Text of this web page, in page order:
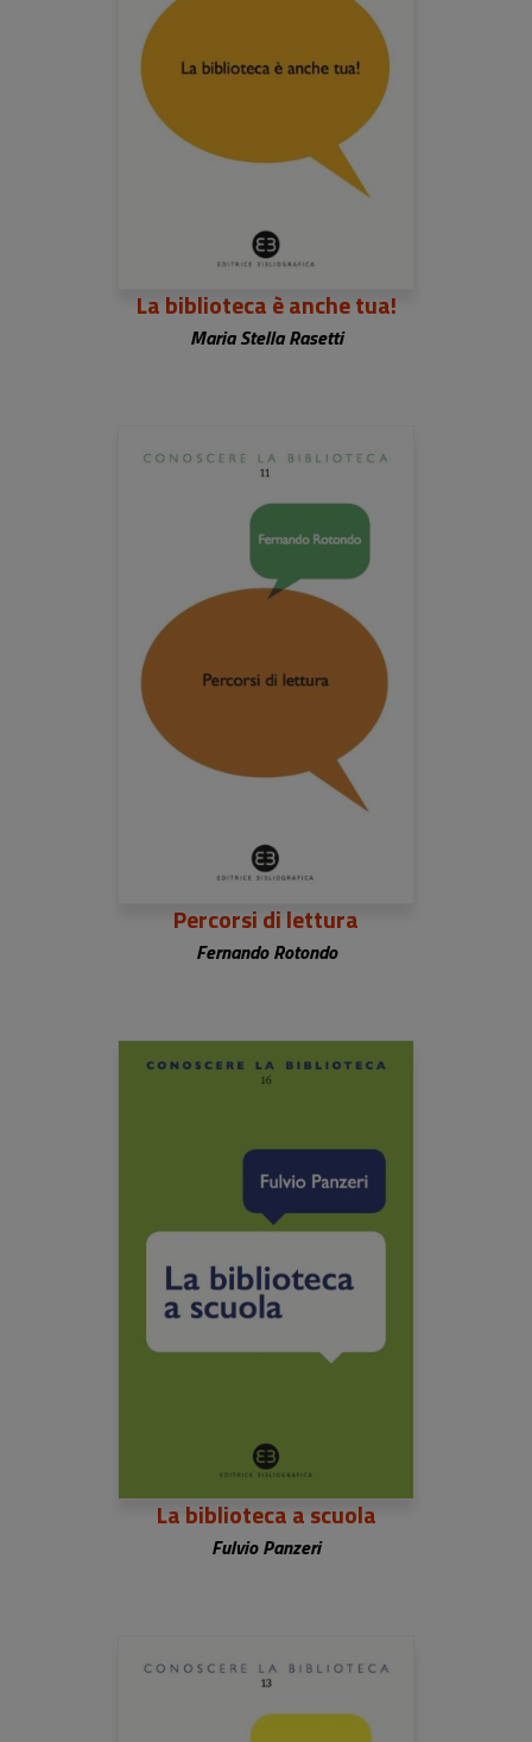
La biblioteca è anche tua!
Maria Stella Rasetti
Percorsi di lettura
Fernando Rotondo
La biblioteca a scuola
Fulvio Panzeri